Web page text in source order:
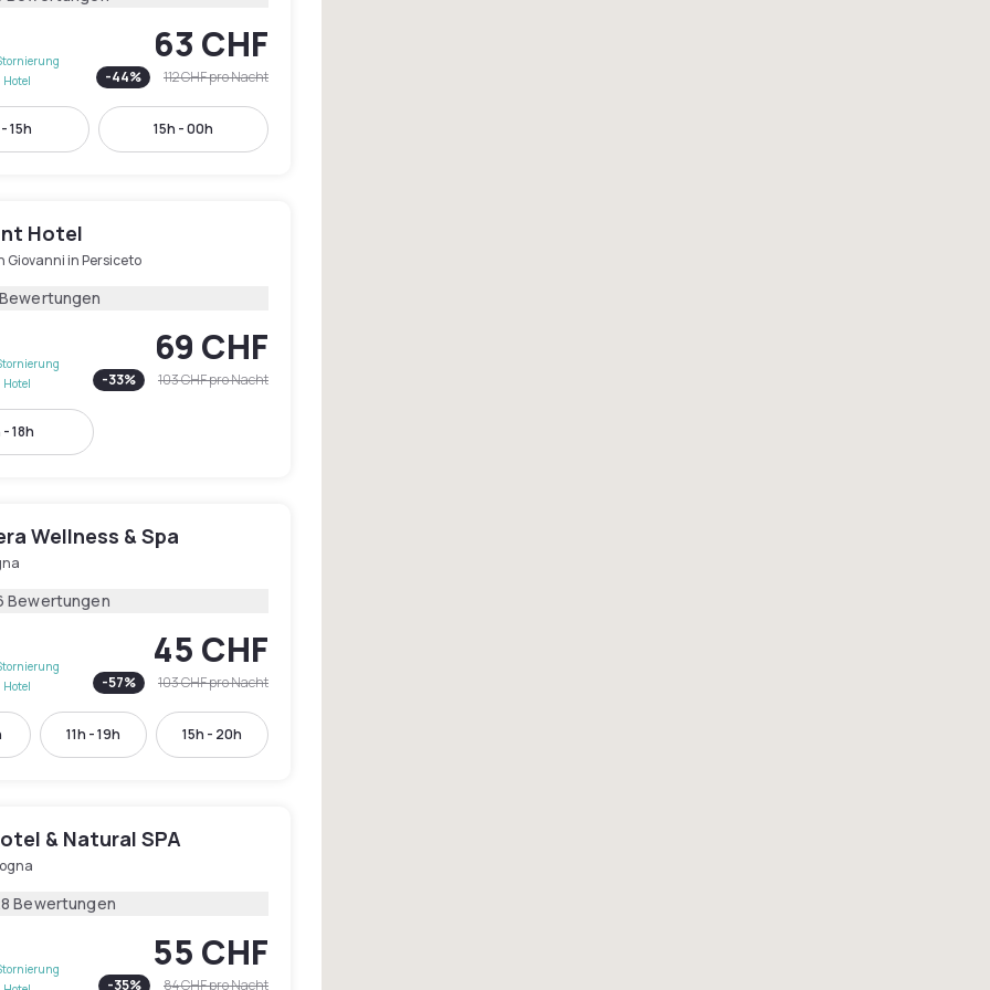
63 CHF
-44% 112 CHFpro Nacht
15h 15h - 00h
Hotel
Giovanni in Persiceto
69 CHF
-33% 103 CHFpro Nacht
18h
Wellness & Spa
Bewertungen
45 CHF
-57% 103 CHFpro Nacht
11h - 19h 15h - 20h
& Natural SPA
Bewertungen
55 CHF
-35% 84 CHFpro Nacht